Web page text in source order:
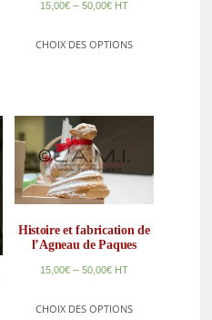
15,00€– 50,00€ HT
CHOIX DES OPTIONS
Histoire et fabrication de
l’Agneau de Paques
15,00€– 50,00€ HT
CHOIX DES OPTIONS